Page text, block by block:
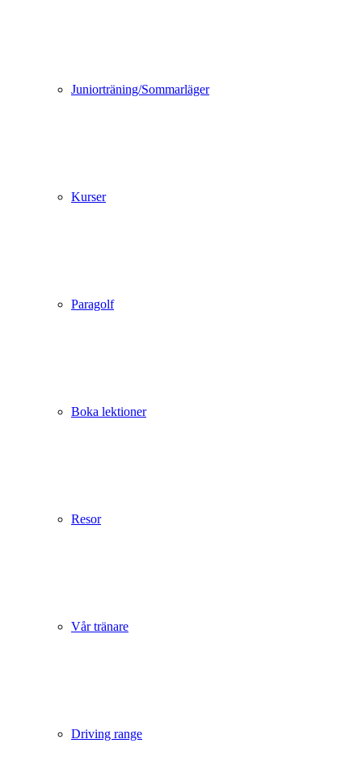
Juniorträning/Sommarläger
Kurser
Paragolf
Boka lektioner
Resor
Vår tränare
Driving range